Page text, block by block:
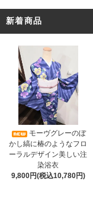
新着商品
モーヴグレーのぼ
かし縞に椿のようなフロ
ーラルデザイン美しい注
染浴衣
9,800円(税込10,780円)